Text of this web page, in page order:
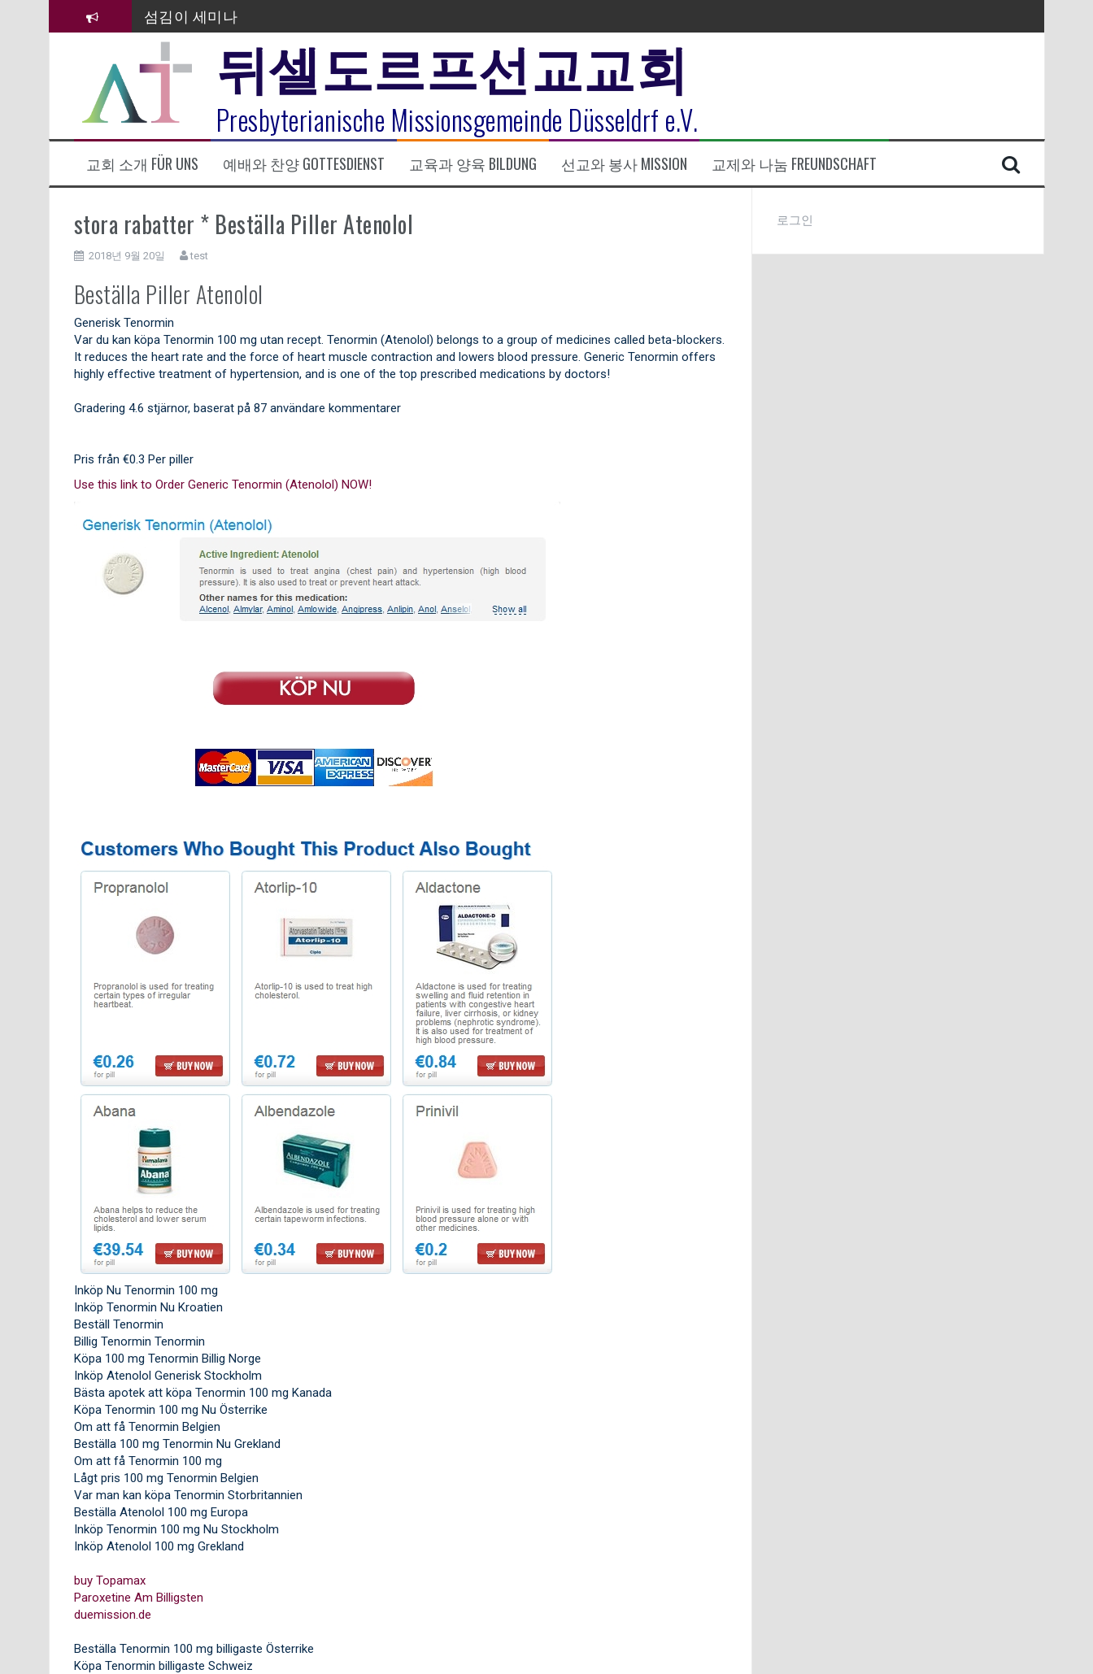
섬김이 세미나
김태희 자매 졸업연주
2023년 어린이 주일 유초등부 발표
라합3 나라 봉헌송
그리스도인의 생활영성 1기 수료식
은퇴사-우선화 권사
뒤셀도르프선교교회
Presbyterianische Missionsgemeinde Düsseldrf e.V.
교회 소개 FÜR UNS 예배와 찬양 GOTTESDIENST 교육과 양육 BILDUNG 선교와 봉사 MISSION 교제와 나눔 FREUNDSCHAFT
stora rabatter * Beställa Piller Atenolol
2018년 9월 20일 test
Beställa Piller Atenolol
Generisk Tenormin
Var du kan köpa Tenormin 100 mg utan recept. Tenormin (Atenolol) belongs to a group of medicines called beta-blockers.
It reduces the heart rate and the force of heart muscle contraction and lowers blood pressure. Generic Tenormin offers
highly effective treatment of hypertension, and is one of the top prescribed medications by doctors!
Gradering 4.6 stjärnor, baserat på 87användare kommentarer
Pris från €0.3 Per piller
Use this link to Order Generic Tenormin (Atenolol) NOW!
Inköp Nu Tenormin 100 mg
Inköp Tenormin Nu Kroatien
Beställ Tenormin
Billig Tenormin Tenormin
Köpa 100 mg Tenormin Billig Norge
Inköp Atenolol Generisk Stockholm
Bästa apotek att köpa Tenormin 100 mg Kanada
Köpa Tenormin 100 mg Nu Österrike
Om att få Tenormin Belgien
Beställa 100 mg Tenormin Nu Grekland
Om att få Tenormin 100 mg
Lågt pris 100 mg Tenormin Belgien
Var man kan köpa Tenormin Storbritannien
Beställa Atenolol 100 mg Europa
Inköp Tenormin 100 mg Nu Stockholm
Inköp Atenolol 100 mg Grekland
buy Topamax
Paroxetine Am Billigsten
duemission.de
Beställa Tenormin 100 mg billigaste Österrike
Köpa Tenormin billigaste Schweiz
로그인